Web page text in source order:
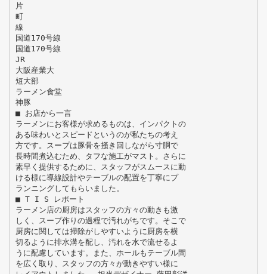
片
町
線
国道170号線
国道170号線
JR
大阪産業大
短大部
ラーメン食堂
神豚
■ お店から一言
ラーメンにお客様が求めるものは、インパクトの
ある味わいとスピードというのが私たちの考え
方です。スープは豚骨を掻き回しながら寸胴で
長時間煮込むため、タフな施工がマスト。さらに
素早く提供するために、スタッフがスムースに動
ける様に導線設計やテーブルの配置を丁寧にプ
ランニングしてもらいました。
■ T I S レポート
ラーメン店の厨房はスタッフの方々の動きも激
しく、スープ作りの過程で汚れがちです。そこで
厨房に関しては掃除がしやすいように厨房を横
切るように排水溝を配し、汚れを水で流せるよ
うに配慮しています。また、ホールもテーブル間
を広く取り、スタッフの方々が動きやすい様に